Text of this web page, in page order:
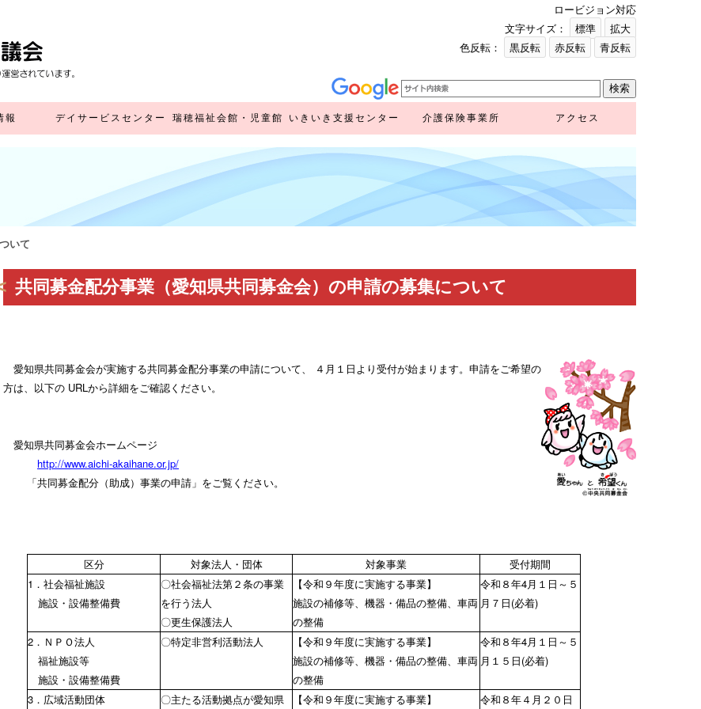
ロービジョン対応
文字サイズ：
標準
拡大
色反転：
黒反転 赤反転 青反転
報 デイサービスセンター 瑞穂福祉会館・児童館 いきいき支援センター
いきいき支援センター
（外部リンク）
地域包括ケア推進計画
（外部リンク）
介護保険事業所 アクセス
いて
共同募金配分事業（愛知県共同募金会）の申請の募集について
愛知県共同募金会が実施する共同募金配分事業の申請について、
４月１日より受付が始まります。申請をご希望の
方は、以下の URLから詳細をご確認ください。
愛知県共同募金会ホームページ
http://www.aichi-akaihane.or.jp/
「共同募金配分（助成）事業の申請」をご覧ください。
区分 対象法人・団体 対象事業
受付期間
1．社会福祉施設
施設・設備整備費
〇社会福祉法第２条の事業
を行う法人
〇更生保護法人
【令和９年度に実施する事業】
施設の補修等、機器・備品の整備、車両
の整備
令和８年4月１日～５
月７日(必着)
2．ＮＰＯ法人
福祉施設等
施設・設備整備費
〇特定非営利活動法人
【令和９年度に実施する事業】
施設の補修等、機器・備品の整備、車両
の整備
令和８年4月１日～５
月１５日(必着)
3．広域活動団体 〇主たる活動拠点が愛知県 【令和９年度に実施する事業】 令和８年４月２０日